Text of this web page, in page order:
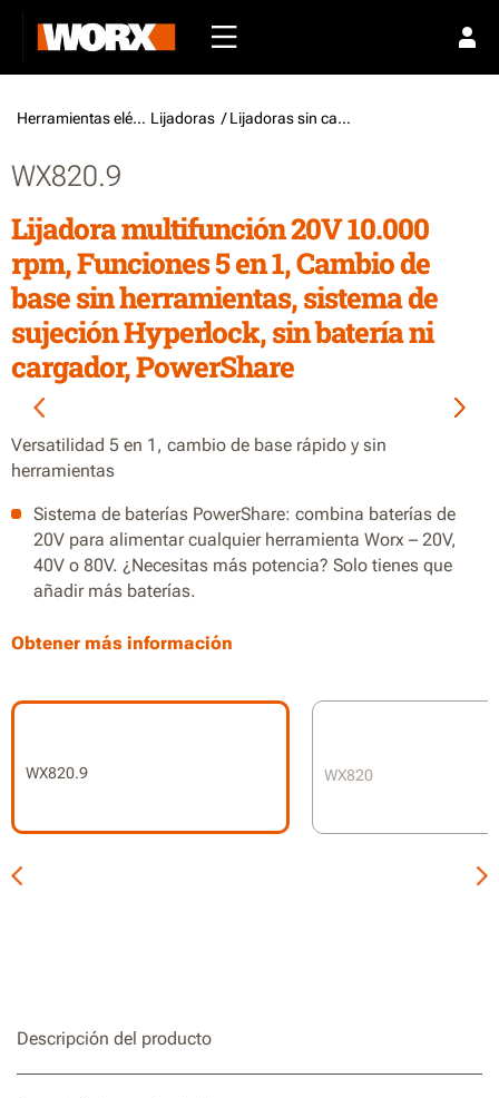
Herramientas eléctricas / Lijadoras / Lijadoras sin cable
WX820.9
Lijadora multifunción 20V 10.000
rpm, Funciones 5 en 1, Cambio de
base sin herramientas, sistema de
sujeción Hyperlock, sin batería ni
cargador, PowerShare
Versatilidad 5 en 1, cambio de base rápido y sin
herramientas
Sistema de baterías PowerShare: combina baterías de
20V para alimentar cualquier herramienta Worx – 20V,
40V o 80V. ¿Necesitas más potencia? Solo tienes que
añadir más baterías.
Funciones 5 en 1: lijado orbital aleatorio, de acabado, de
Sistema de sujeción Hyperlock que fija la base con 1
Cambio de almohadilla de lijado sin herramientas
trabajo
Obtener más información
WX820.9 WX820
Descripción del producto